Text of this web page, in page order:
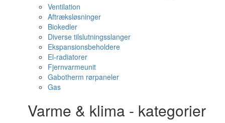
Ventilation
Aftræksløsninger
Biokedler
Diverse tilslutningsslanger
Ekspansionsbeholdere
El-radiatorer
Fjernvarmeunit
Gabotherm rørpaneler
Gas
Varme & klima - kategorier